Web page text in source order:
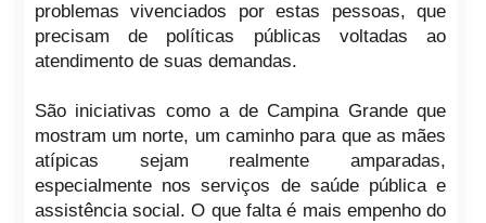
problemas vivenciados por estas pessoas, que
precisam de políticas públicas voltadas ao
atendimento de suas demandas.
São iniciativas como a de Campina Grande que
mostram um norte, um caminho para que as mães
atípicas sejam realmente amparadas,
especialmente nos serviços de saúde pública e
assistência social. O que falta é mais empenho do